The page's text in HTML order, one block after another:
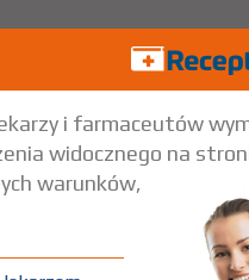
Rx
i farmaceutów
widocznego na
warunków,